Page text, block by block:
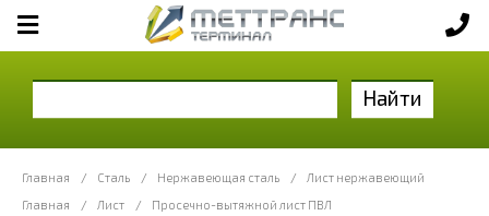
Найти
Главная / Сталь / Нержавеющая сталь /
Лист нержавеющий
Главная
/ Лист / Просечно-вытяжной лист ПВЛ